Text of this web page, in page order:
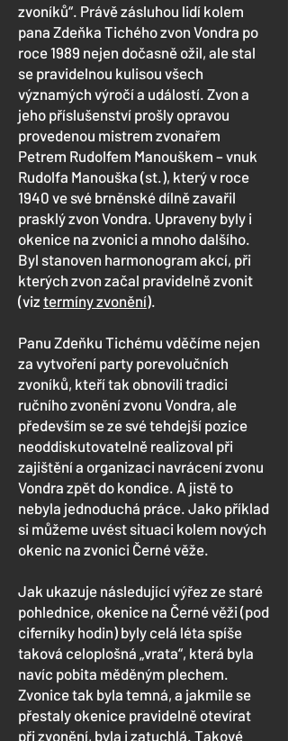
zvoníků“. Právě zásluhou lidí kolem
pana Zdeňka Tichého zvon Vondra po
roce 1989 nejen dočasně ožil, ale stal
se pravidelnou kulisou všech
významých výročí a událostí. Zvon a
jeho příslušenství prošly opravou
provedenou mistrem zvonařem
Petrem Rudolfem Manouškem – vnuk
Rudolfa Manouška (st.), který v roce
1940 ve své brněnské dílně zavařil
prasklý zvon Vondra. Upraveny byly i
okenice na zvonici a mnoho dalšího.
Byl stanoven harmonogram akcí, při
kterých zvon začal pravidelně zvonit
(viz termíny zvonění).
Panu Zdeňku Tichému vděčíme nejen
za vytvoření party porevolučních
zvoníků, kteří tak obnovili tradici
ručního zvonění zvonu Vondra, ale
především se ze své tehdejší pozice
neoddiskutovatelně realizoval při
zajištění a organizaci navrácení zvonu
Vondra zpět do kondice. A jistě to
nebyla jednoduchá práce. Jako příklad
si můžeme uvést situaci kolem nových
okenic na zvonici Černé věže.
Jak ukazuje následující výřez ze staré
pohlednice, okenice na Černé věži (pod
ciferníky hodin) byly celá léta spíše
taková celoplošná „vrata“, která byla
navíc pobita měděným plechem.
Zvonice tak byla temná, a jakmile se
přestaly okenice pravidelně otevírat
při zvonění, byla i zatuchlá. Takové